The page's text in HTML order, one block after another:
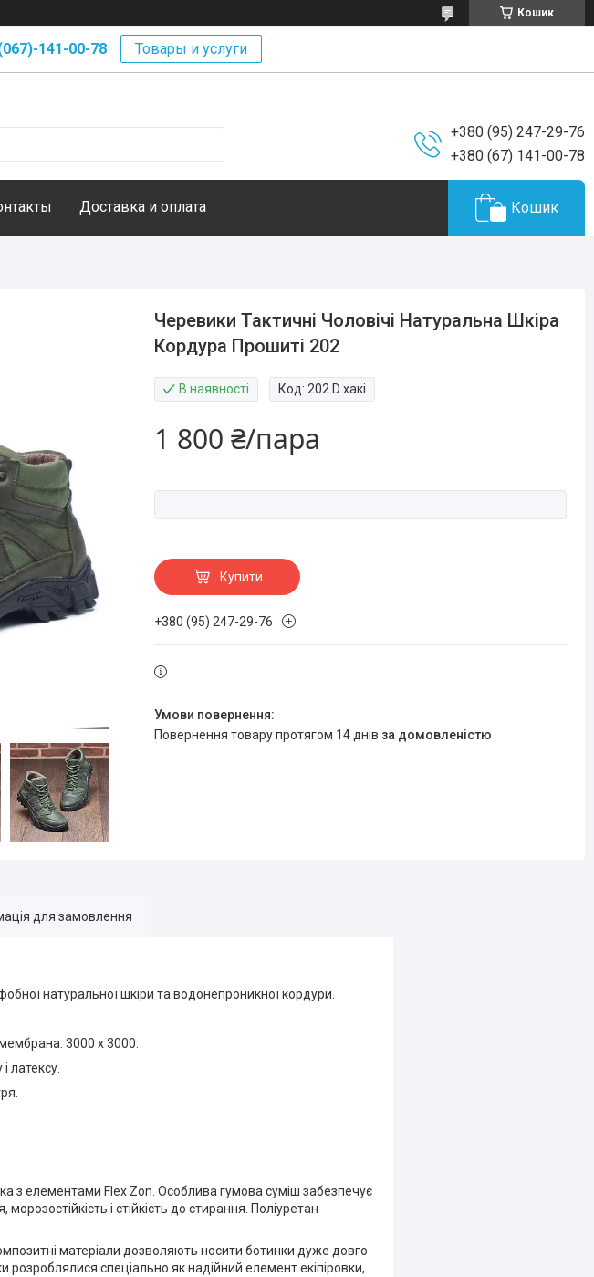
Кошик
141-00-78 Товары и услуги
+380 (95) 247-29-76
+380 (67) 141-00-78
Доставка и оплата Кошик
Черевики Тактичні Чоловічі Натуральна Шкіра
Кордура Прошиті 202
В наявності Код: 202 D хакі
1 800 ₴/пара
Купити
+380 (95) 247-29-76
повернення товару протягом 14 днів за домовленістю
для замовлення
натуральної шкіри та водонепроникної кордури.
3000 х 3000.
латексу.
з елементами Flex Zon. Особлива гумова суміш забезпечує
і стійкість до стирання. Поліуретан
матеріали дозволяють носити ботинки дуже довго
спеціально як надійний елемент екіпіровки,